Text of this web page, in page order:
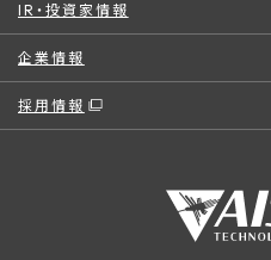
IR・投資家情報
企業情報
採用情報